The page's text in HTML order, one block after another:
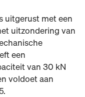
uitgerust met een
uitzondering van
een
van 30 kN
voldoet aan